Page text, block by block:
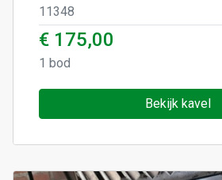
11348
€ 175,00
1 bod
Bekijk kavel